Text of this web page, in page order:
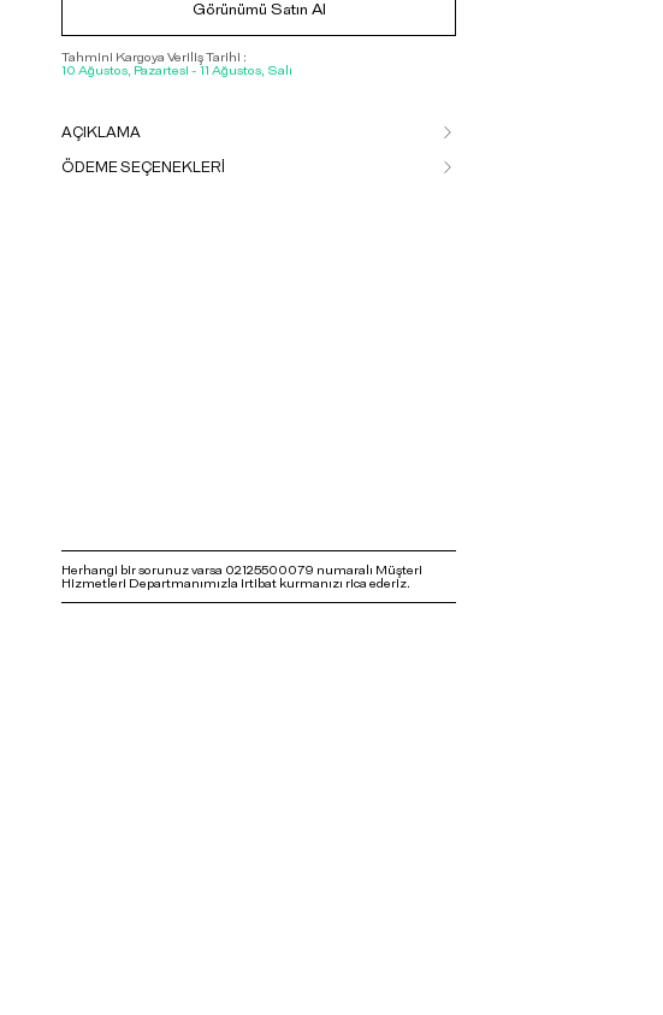
Görünümü Satın Al
Tahmini Kargoya Veriliş Tarihi :
10 Ağustos, Pazartesi - 11 Ağustos, Salı
AÇIKLAMA
ÖDEME SEÇENEKLERİ
Herhangi bir sorunuz varsa 02125500079 numaralı Müşteri
Hizmetleri Departmanımızla irtibat kurmanızı rica ederiz.